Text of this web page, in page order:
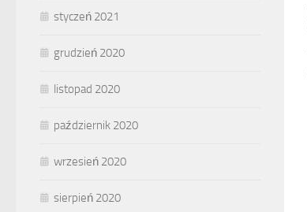
styczeń 2021
grudzień 2020
listopad 2020
październik 2020
wrzesień 2020
sierpień 2020